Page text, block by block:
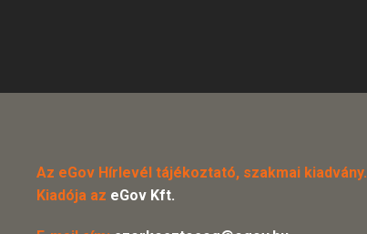
Az eGov Hírlevél tájékoztató, szakmai kiadvány.
Kiadója az eGov Kft.